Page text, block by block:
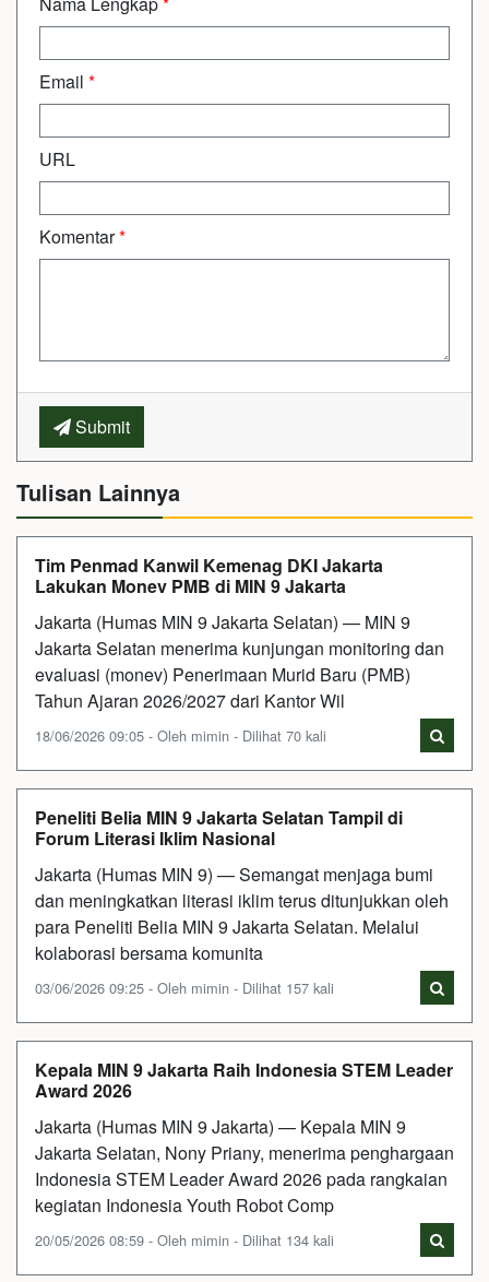
Email *
URL
Komentar*
Submit
Tulisan Lainnya
Tim Penmad Kanwil Kemenag DKI Jakarta
Lakukan Monev PMB di MIN 9 Jakarta
Jakarta (Humas MIN 9 Jakarta Selatan) — MIN 9
Jakarta Selatan menerima kunjungan monitoring dan
evaluasi (monev) Penerimaan Murid Baru (PMB)
Tahun Ajaran 2026/2027 dari Kantor Wil
18/06/2026 09:05 - Oleh mimin - Dilihat 70 kali
Peneliti Belia MIN 9 Jakarta Selatan Tampil di
Forum Literasi Iklim Nasional
Jakarta (Humas MIN 9) — Semangat menjaga bumi
dan meningkatkan literasi iklim terus ditunjukkan oleh
para Peneliti Belia MIN 9 Jakarta Selatan. Melalui
kolaborasi bersama komunita
03/06/2026 09:25 - Oleh mimin - Dilihat 157 kali
Kepala MIN 9 Jakarta Raih Indonesia STEM Leader
Award 2026
Jakarta (Humas MIN 9 Jakarta) — Kepala MIN 9
Jakarta Selatan, Nony Priany, menerima penghargaan
Indonesia STEM Leader Award 2026 pada rangkaian
kegiatan Indonesia Youth Robot Comp
20/05/2026 08:59 - Oleh mimin - Dilihat 134 kali